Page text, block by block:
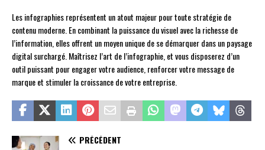
Les infographies représentent un atout majeur pour toute stratégie de
contenu moderne. En combinant la puissance du visuel avec la richesse de
l’information, elles offrent un moyen unique de se démarquer dans un paysage
digital surchargé. Maîtrisez l’art de l’infographie, et vous disposerez d’un
outil puissant pour engager votre audience, renforcer votre message de
marque et stimuler la croissance de votre entreprise.
PRÉCÉDENT